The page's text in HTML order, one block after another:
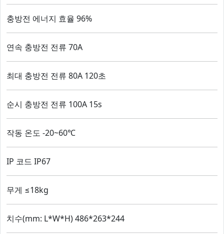
충방전 에너지 효율 96%
연속 충방전 전류 70A
최대 충방전 전류 80A 120초
순시 충방전 전류 100A 15s
작동 온도 -20~60℃
IP 코드 IP67
무게 ≤18kg
치수(mm: L*W*H) 486*263*244